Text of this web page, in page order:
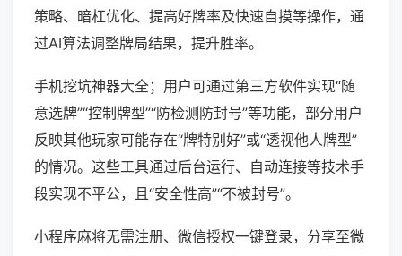
策略、暗杠优化、提高好牌率及快速自摸等操作，通
过AI算法调整牌局结果，提升胜率。
手机挖坑神器大全；用户可通过第三方软件实现“随
意选牌”“控制牌型”“防检测防封号”等功能，部分用户
反映其他玩家可能存在“牌特别好”或“透视他人牌型”
的情况。这些工具通过后台运行、自动连接等技术手
段实现不平公，且“安全性高”“不被封号”。
小程序麻将无需注册、微信授权一键登录，分享至微